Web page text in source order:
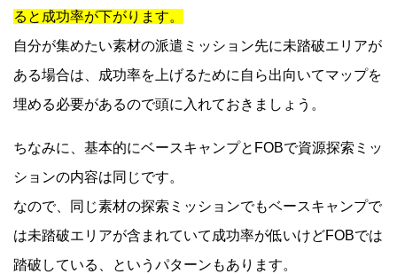
ると成功率が下がります。
自分が集めたい素材の派遣ミッション先に未踏破エリアが
ある場合は、成功率を上げるために自ら出向いてマップを
埋める必要があるので頭に入れておきましょう。
ちなみに、基本的にベースキャンプとFOBで資源探索ミッ
ションの内容は同じです。
なので、同じ素材の探索ミッションでもベースキャンプで
は未踏破エリアが含まれていて成功率が低いけどFOBでは
踏破している、というパターンもあります。